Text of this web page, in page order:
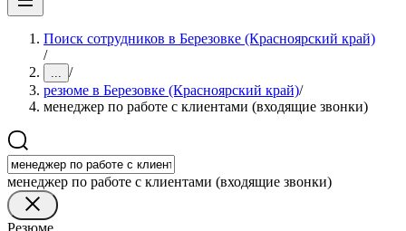
Поиск сотрудников в Березовке (Красноярский край)
/
... /
резюме в Березовке (Красноярский край)/
менеджер по работе с клиентами (входящие звонки)
менеджер по работе с клиентами (входящие звонки)
Резюме